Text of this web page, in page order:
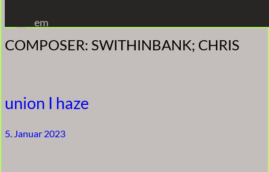
Inhalt
springen
em
COMPOSER: SWITHINBANK; CHRIS
union I haze
5. Januar 2023